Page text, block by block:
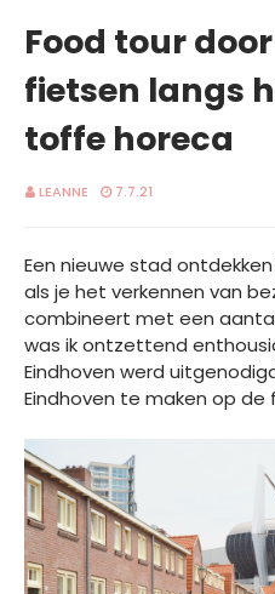
Food tour
fietsen langs
toffe horeca
LEANNE 7.7.21
Een nieuwe stad
als je het verkennen van
combineert met een
was ik ontzettend
Eindhoven werd
Eindhoven te maken op de